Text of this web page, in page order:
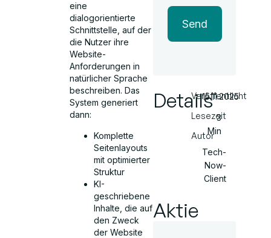
eine
dialogorientierte
Schnittstelle, auf der
die Nutzer ihre
Website-
Anforderungen in
natürlicher Sprache
beschreiben. Das
System generiert
dann:
Komplette
Seitenlayouts
mit optimierter
Struktur
KI-
geschriebene
Inhalte, die auf
den Zweck
der Website
Send
DetailsVeröffentlicht
Lesezeit
Autor
15.11.2025
3
Min
Tech-
Now-
Client
Aktie